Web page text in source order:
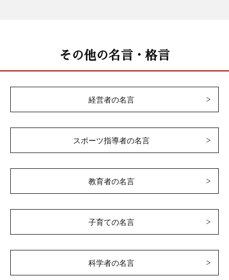
その他の名言・格言
経営者の名言
スポーツ指導者の名言
教育者の名言
子育ての名言
科学者の名言